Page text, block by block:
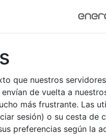
que nuestros
de vuelta a
más frustrante. Las
sesión) o su cesta de
preferencias según